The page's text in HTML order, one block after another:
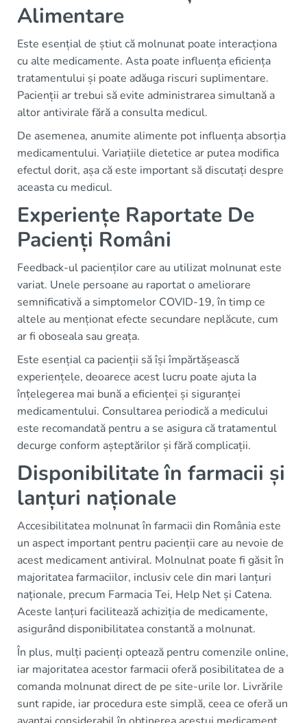
Alimentare
Este esențial de știut că molnunat poate interacționa
cu alte medicamente. Asta poate influența eficiența
tratamentului și poate adăuga riscuri suplimentare.
Pacienții ar trebui să evite administrarea simultană a
altor antivirale fără a consulta medicul.
De asemenea, anumite alimente pot influența absorția
medicamentului. Variațiile dietetice ar putea modifica
efectul dorit, așa că este important să discutați despre
aceasta cu medicul.
Experiențe Raportate De
Pacienți Români
Feedback-ul pacienților care au utilizat molnunat este
variat. Unele persoane au raportat o ameliorare
semnificativă a simptomelor COVID-19, în timp ce
altele au menționat efecte secundare neplăcute, cum
ar fi oboseala sau greața.
Este esențial ca pacienții să își împărtășească
experiențele, deoarece acest lucru poate ajuta la
înțelegerea mai bună a eficienței și siguranței
medicamentului. Consultarea periodică a medicului
este recomandată pentru a se asigura că tratamentul
decurge conform așteptărilor și fără complicații.
Disponibilitate în farmacii și
lanțuri naționale
Accesibilitatea molnunat în farmacii din România este
un aspect important pentru pacienții care au nevoie de
acest medicament antiviral. Molnulnat poate fi găsit în
majoritatea farmaciilor, inclusiv cele din mari lanțuri
naționale, precum Farmacia Tei, Help Net și Catena.
Aceste lanțuri facilitează achiziția de medicamente,
asigurând disponibilitatea constantă a molnunat.
În plus, mulți pacienți optează pentru comenzile online,
iar majoritatea acestor farmacii oferă posibilitatea de a
comanda molnunat direct de pe site-urile lor. Livrările
sunt rapide, iar procedura este simplă, ceea ce oferă un